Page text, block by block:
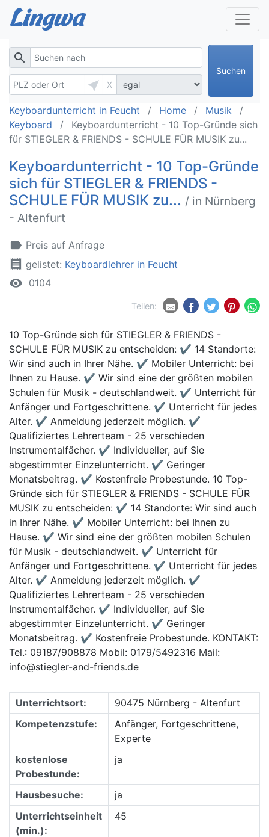
search
near_me
X
Suchen
Keyboardunterricht in Feucht Home
Musik
Keyboard
Keyboardunterricht - 10 Top-Gründe sich
für STIEGLER & FRIENDS - SCHULE FÜR MUSIK zu...
Keyboardunterricht - 10 Top-Gründe
sich für STIEGLER & FRIENDS -
SCHULE FÜR MUSIK zu... / in Nürnberg
- Altenfurt
label Preis auf Anfrage
receipt gelistet: Keyboardlehrer in Feucht
remove_red_eye 0104
Teilen:
10 Top-Gründe sich für STIEGLER & FRIENDS -
SCHULE FÜR MUSIK zu entscheiden: ✔ 14 Standorte:
Wir sind auch in Ihrer Nähe. ✔ Mobiler Unterricht: bei
Ihnen zu Hause. ✔ Wir sind eine der größten mobilen
Schulen für Musik - deutschlandweit. ✔ Unterricht für
Anfänger und Fortgeschrittene. ✔ Unterricht für jedes
Alter. ✔ Anmeldung jederzeit möglich. ✔
Qualifiziertes Lehrerteam - 25 verschieden
Instrumentalfächer. ✔ Individueller, auf Sie
abgestimmter Einzelunterricht. ✔ Geringer
Monatsbeitrag. ✔ Kostenfreie Probestunde. 10 Top-
Gründe sich für STIEGLER & FRIENDS - SCHULE FÜR
MUSIK zu entscheiden: ✔ 14 Standorte: Wir sind auch
in Ihrer Nähe. ✔ Mobiler Unterricht: bei Ihnen zu
Hause. ✔ Wir sind eine der größten mobilen Schulen
für Musik - deutschlandweit. ✔ Unterricht für
Anfänger und Fortgeschrittene. ✔ Unterricht für jedes
Alter. ✔ Anmeldung jederzeit möglich. ✔
Qualifiziertes Lehrerteam - 25 verschieden
Instrumentalfächer. ✔ Individueller, auf Sie
abgestimmter Einzelunterricht. ✔ Geringer
Monatsbeitrag. ✔ Kostenfreie Probestunde. KONTAKT:
Tel.: 09187/908878 Mobil: 0179/5492316 Mail:
info@stiegler-and-friends.de
Unterrichtsort:
90475 Nürnberg - Altenfurt
Kompetenzstufe:
Anfänger, Fortgeschrittene,
Experte
kostenlose
Probestunde:
ja
Hausbesuche:
ja
Unterrichtseinheit
(min.):
45